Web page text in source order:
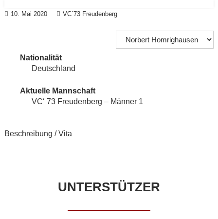
10. Mai 2020 VC´73 Freudenberg
Nationalität
Deutschland
Aktuelle Mannschaft
VC‘ 73 Freudenberg – Männer 1
Beschreibung / Vita
UNTERSTÜTZER